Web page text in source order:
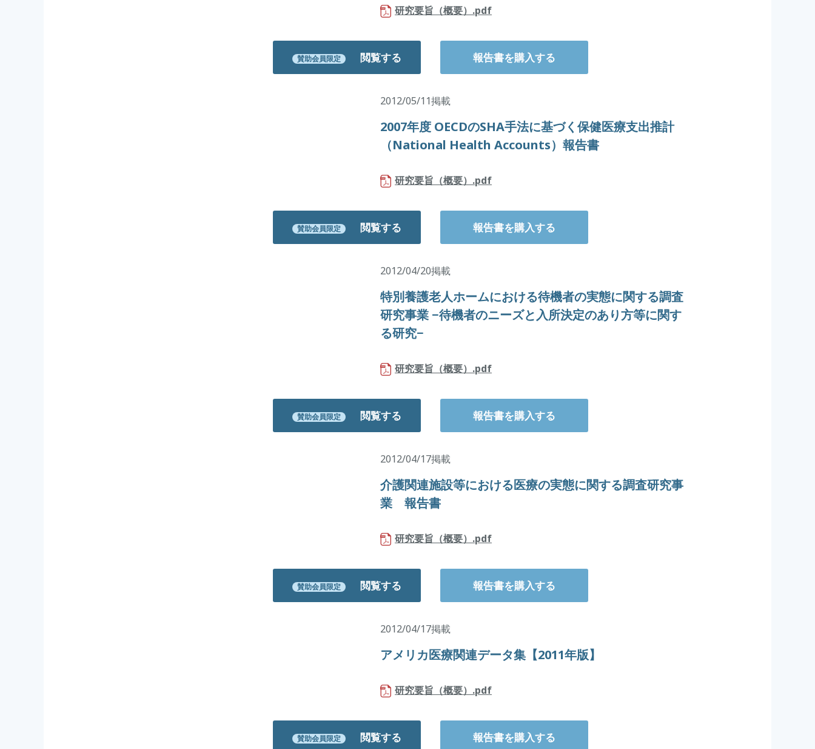
研究要旨（概要）.pdf
賛助会員限定 閲覧する 報告書を購入する
2012/05/11掲載
2007年度 OECDのSHA手法に基づく保健医療支出推計
（National Health Accounts）報告書
研究要旨（概要）.pdf
賛助会員限定 閲覧する 報告書を購入する
2012/04/20掲載
特別養護老人ホームにおける待機者の実態に関する調査
研究事業 −待機者のニーズと入所決定のあり方等に関す
る研究−
研究要旨（概要）.pdf
賛助会員限定 閲覧する 報告書を購入する
2012/04/17掲載
介護関連施設等における医療の実態に関する調査研究事
業 報告書
研究要旨（概要）.pdf
賛助会員限定 閲覧する 報告書を購入する
2012/04/17掲載
アメリカ医療関連データ集【2011年版】
研究要旨（概要）.pdf
賛助会員限定 閲覧する 報告書を購入する